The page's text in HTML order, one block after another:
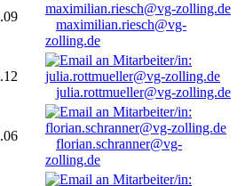
maximilian.riesch@vg-
zolling.de
julia.rottmueller@vg-zolling.de
florian.schranner@vg-
zolling.de